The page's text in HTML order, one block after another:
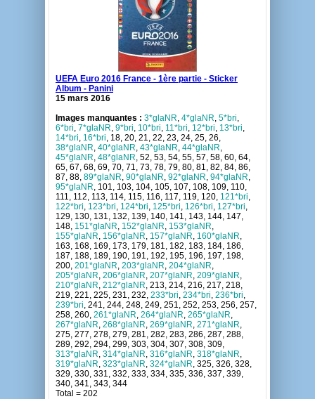
UEFA Euro 2016 France - 1ère partie - Sticker
Album - Panini
15 mars 2016
Images manquantes : 3*glaNR, 4*glaNR, 5*bri,
6*bri, 7*glaNR, 9*bri, 10*bri, 11*bri, 12*bri, 13*bri,
14*bri, 16*bri, 18, 20, 21, 22, 23, 24, 25, 26,
38*glaNR, 40*glaNR, 43*glaNR, 44*glaNR,
45*glaNR, 48*glaNR, 52, 53, 54, 55, 57, 58, 60, 64,
65, 67, 68, 69, 70, 71, 73, 78, 79, 80, 81, 82, 84, 86,
87, 88, 89*glaNR, 90*glaNR, 92*glaNR, 94*glaNR,
95*glaNR, 101, 103, 104, 105, 107, 108, 109, 110,
111, 112, 113, 114, 115, 116, 117, 119, 120, 121*bri,
122*bri, 123*bri, 124*bri, 125*bri, 126*bri, 127*bri,
129, 130, 131, 132, 139, 140, 141, 143, 144, 147,
148, 151*glaNR, 152*glaNR, 153*glaNR,
155*glaNR, 156*glaNR, 157*glaNR, 160*glaNR,
163, 168, 169, 173, 179, 181, 182, 183, 184, 186,
187, 188, 189, 190, 191, 192, 195, 196, 197, 198,
200, 201*glaNR, 203*glaNR, 204*glaNR,
205*glaNR, 206*glaNR, 207*glaNR, 209*glaNR,
210*glaNR, 212*glaNR, 213, 214, 216, 217, 218,
219, 221, 225, 231, 232, 233*bri, 234*bri, 236*bri,
239*bri, 241, 244, 248, 249, 251, 252, 253, 256, 257,
258, 260, 261*glaNR, 264*glaNR, 265*glaNR,
267*glaNR, 268*glaNR, 269*glaNR, 271*glaNR,
275, 277, 278, 279, 281, 282, 283, 286, 287, 288,
289, 292, 294, 299, 303, 304, 307, 308, 309,
313*glaNR, 314*glaNR, 316*glaNR, 318*glaNR,
319*glaNR, 323*glaNR, 324*glaNR, 325, 326, 328,
329, 330, 331, 332, 333, 334, 335, 336, 337, 339,
340, 341, 343, 344
Total = 202